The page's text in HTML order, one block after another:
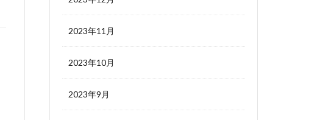
2023年11月
2023年10月
2023年9月